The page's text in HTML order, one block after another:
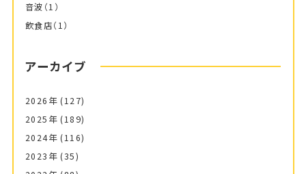
音波 （1）
飲食店（1）
アーカイブ
2026年 (127)
2025年 (189)
2024年 (116)
2023年 (35)